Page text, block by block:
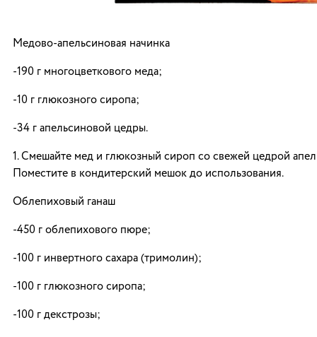
Медово-апельсиновая начинка
-190 г многоцветкового меда;
-10 г глюкозного сиропа;
-34 г апельсиновой цедры.
1. Смешайте мед и глюкозный сироп со свежей цедрой
Поместите в кондитерский мешок до использования.
Облепиховый ганаш
-450 г облепихового пюре;
-100 г инвертного сахара (тримолин);
-100 г глюкозного сиропа;
-100 г декстрозы;